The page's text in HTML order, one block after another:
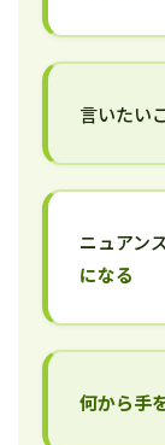
言いたい
ニュアン
になる
何から手